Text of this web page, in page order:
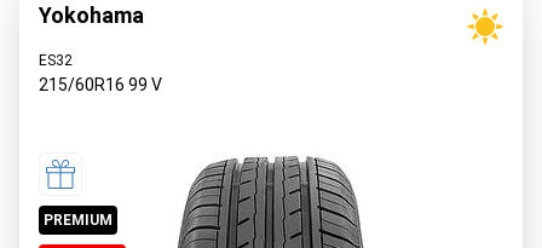
Yokohama
ES32
215/60R16 99 V
PREMIUM